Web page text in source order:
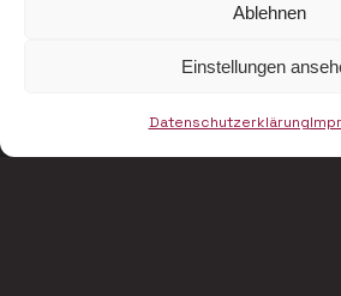
Ablehnen
Einstellungen
Datenschutzerklärung